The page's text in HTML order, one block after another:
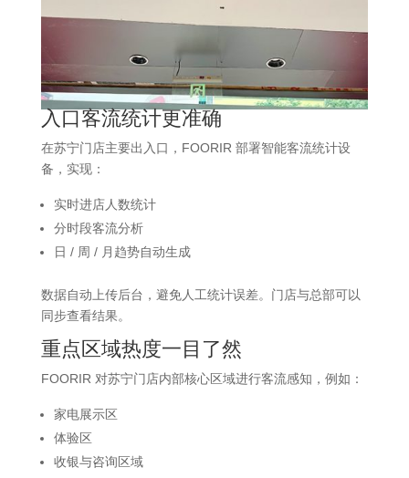
入口客流统计更准确
在苏宁门店主要出入口，FOORIR 部署智能客流统计设
备，实现：
实时进店人数统计
分时段客流分析
日 / 周 / 月趋势自动生成
数据自动上传后台，避免人工统计误差。门店与总部可以
同步查看结果。
重点区域热度一目了然
FOORIR 对苏宁门店内部核心区域进行客流感知，例如：
家电展示区
体验区
收银与咨询区域